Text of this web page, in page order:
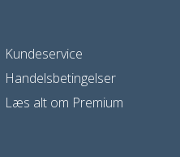
Kundeservice
Handelsbetingelser
Læs alt om Premium